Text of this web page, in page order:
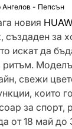
Ангелов - Пепсън
новия
създаден за
искат да
ритъм.
свежи
които
за спорт,
от 18 май до